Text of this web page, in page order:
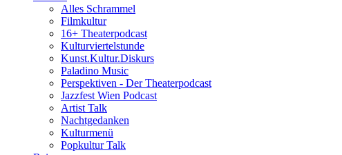
Alles Schrammel
Filmkultur
16+ Theaterpodcast
Kulturviertelstunde
Kunst.Kultur.Diskurs
Paladino Music
Perspektiven - Der Theaterpodcast
Jazzfest Wien Podcast
Artist Talk
Nachtgedanken
Kulturmenü
Popkultur Talk